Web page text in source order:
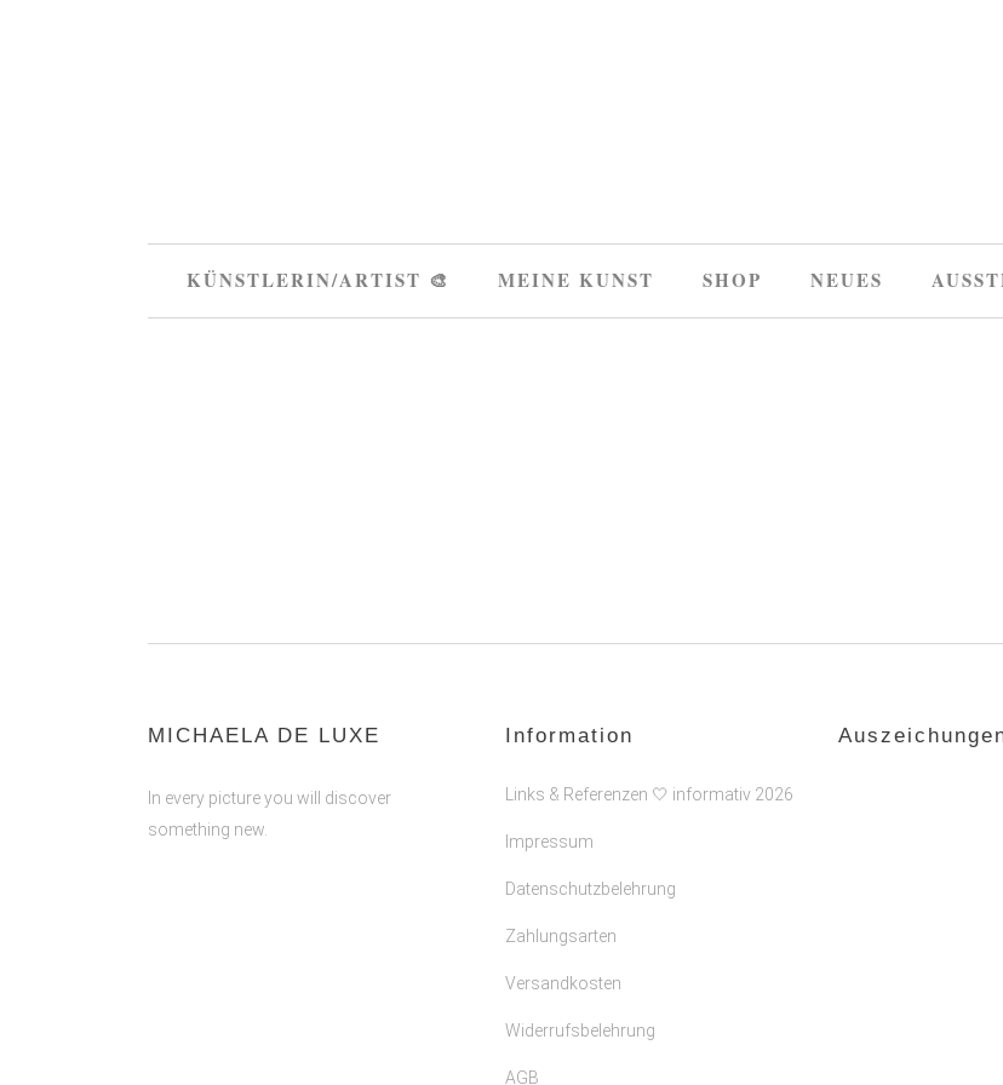
KÜNSTLERIN/ARTIST 🎨 MEINE KUNST SHOP NEUES
MICHAELA DE LUXE
In every picture you will discover
something new.
Information
Links & Referenzen 🤍 informativ 2026
Impressum
Datenschutzbelehrung
Zahlungsarten
Versandkosten
Widerrufsbelehrung
AGB